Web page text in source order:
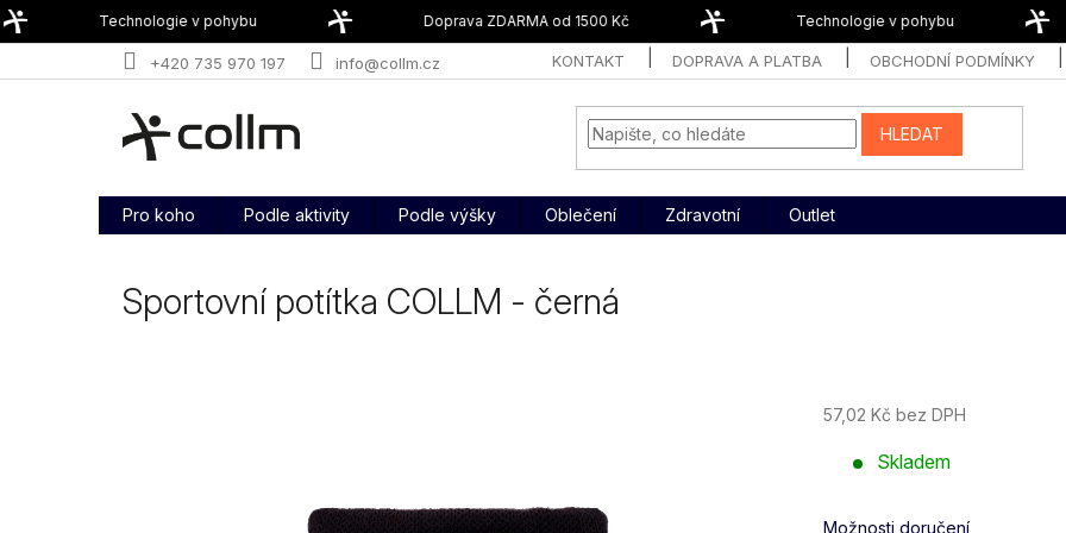
Přejít
na
Technologie v pohybu Doprava ZDARMA od 1500 Kč Technologie v pohybu
+420 735 970 197 info@collm.cz KONTAKT DOPRAVA A PLATBA OBCHODNÍ PODMÍNKY
HLEDAT
Pro koho Podle aktivity Podle výšky Oblečení Zdravotní Outlet
Sportovní potítka COLLM - černá
57,02 Kč bez DPH
cena:
Skladem
Možnosti doručení